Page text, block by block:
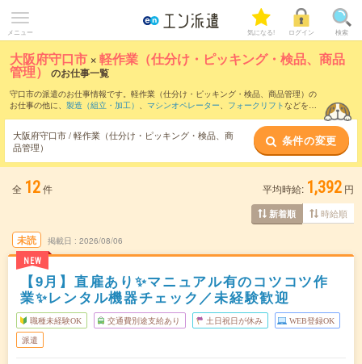
メニュー 気になる! ログイン 検索
大阪府守口市 ×軽作業（仕分け・ピッキング・検品、商品
管理） のお仕事一覧
守口市の派遣のお仕事情報です。軽作業（仕分け・ピッキング・検品、商品管理）の
お仕事の他に、 製造（組立・加工） 、 マシンオペレーター、 フォークリフトなどを取
軽作業（仕分け・ピッキング・検品、商品
管理）のお仕事とは？とは？
大阪府守口市 / 軽作業（仕分け・ピッキング・検品、商
品管理）
条件の変更
全 12件 平均時給: 1,392 円
新着順 時給順
未読
NEW
掲載日 2026/08/06
【9月】直雇あり✨マニュアル有のコツコツ作
業✨レンタル機器チェック／未経験歓迎
職種未経験OK 交通費別途支給あり 土日祝日が休み WEB登録OK
派遣